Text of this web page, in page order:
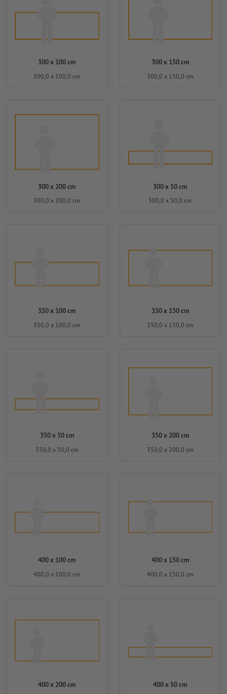
300 x 100 cm
300,0 x 100,0 cm
300 x 150 cm
300,0 x 150,0 cm
300 x 200 cm
300,0 x 200,0 cm
300 x 50 cm
300,0 x 50,0 cm
350 x 100 cm
350,0 x 100,0 cm
350 x 150 cm
350,0 x 150,0 cm
350 x 50 cm
350,0 x 50,0 cm
350 x 200 cm
350,0 x 200,0 cm
400 x 100 cm
400,0 x 100,0 cm
400 x 150 cm
400,0 x 150,0 cm
400 x 200 cm 400 x 50 cm